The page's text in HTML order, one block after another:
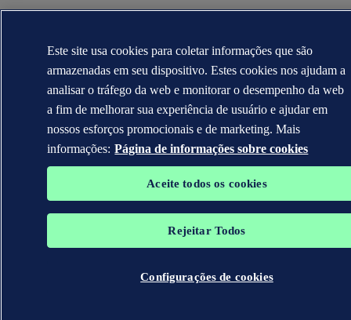
Este site usa cookies para coletar informações que são
armazenadas em seu dispositivo. Estes cookies nos ajudam a
analisar o tráfego da web e monitorar o desempenho da web
a fim de melhorar sua experiência de usuário e ajudar em
nossos esforços promocionais e de marketing. Mais
informações: Página de informações sobre cookies
Aceite todos os cookies
Rejeitar Todos
Configurações de cookies